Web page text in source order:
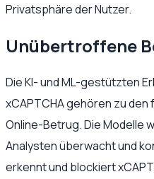
Privatsphäre der Nutzer.
Unübertroffene
Die KI- und ML-gestützten
xCAPTCHA gehören zu
Online-Betrug. Die Modelle
Analysten überwacht und
erkennt und blockiert